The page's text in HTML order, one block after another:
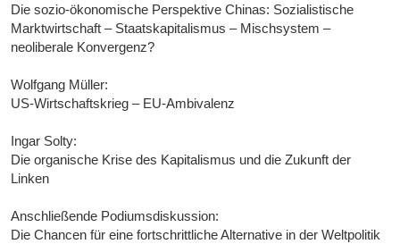
Die sozio-ökonomische Perspektive Chinas: Sozialistische
Marktwirtschaft – Staatskapitalismus – Mischsystem –
neoliberale Konvergenz?
Wolfgang Müller:
US-Wirtschaftskrieg – EU-Ambivalenz
Ingar Solty:
Die organische Krise des Kapitalismus und die Zukunft der
Linken
Anschließende Podiumsdiskussion:
Die Chancen für eine fortschrittliche Alternative in der Weltpolitik